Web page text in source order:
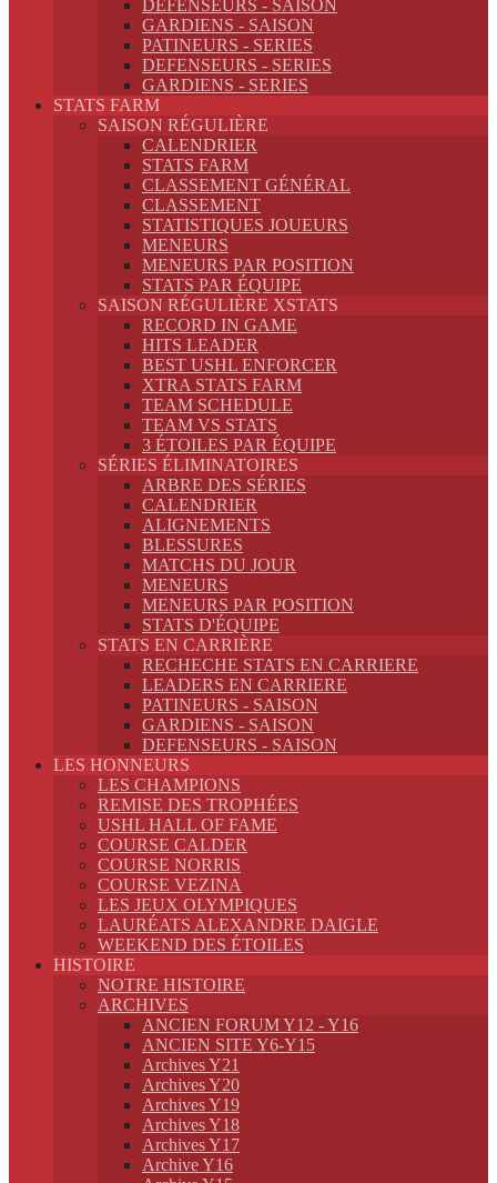
DEFENSEURS - SAISON
GARDIENS - SAISON
PATINEURS - SERIES
DEFENSEURS - SERIES
GARDIENS - SERIES
STATS FARM
SAISON RÉGULIÈRE
CALENDRIER
STATS FARM
CLASSEMENT GÉNÉRAL
CLASSEMENT
STATISTIQUES JOUEURS
MENEURS
MENEURS PAR POSITION
STATS PAR ÉQUIPE
SAISON RÉGULIÈRE XSTATS
RECORD IN GAME
HITS LEADER
BEST USHL ENFORCER
XTRA STATS FARM
TEAM SCHEDULE
TEAM VS STATS
3 ÉTOILES PAR ÉQUIPE
SÉRIES ÉLIMINATOIRES
ARBRE DES SÉRIES
CALENDRIER
ALIGNEMENTS
BLESSURES
MATCHS DU JOUR
MENEURS
MENEURS PAR POSITION
STATS D'ÉQUIPE
STATS EN CARRIÈRE
RECHECHE STATS EN CARRIERE
LEADERS EN CARRIERE
PATINEURS - SAISON
GARDIENS - SAISON
DEFENSEURS - SAISON
LES HONNEURS
LES CHAMPIONS
REMISE DES TROPHÉES
USHL HALL OF FAME
COURSE CALDER
COURSE NORRIS
COURSE VEZINA
LES JEUX OLYMPIQUES
LAURÉATS ALEXANDRE DAIGLE
WEEKEND DES ÉTOILES
HISTOIRE
NOTRE HISTOIRE
ARCHIVES
ANCIEN FORUM Y12 - Y16
ANCIEN SITE Y6-Y15
Archives Y21
Archives Y20
Archives Y19
Archives Y18
Archives Y17
Archive Y16